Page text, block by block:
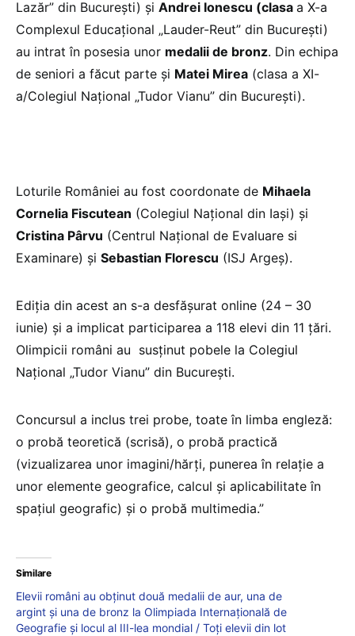
Lazăr” din București) și Andrei Ionescu (clasa a X-a
Complexul Educațional „Lauder-Reut” din București)
au intrat în posesia unor medalii de bronz. Din echipa
de seniori a făcut parte și Matei Mirea (clasa a XI-
a/Colegiul Național „Tudor Vianu” din București).
Loturile României au fost coordonate de Mihaela
Cornelia Fiscutean (Colegiul Naţional din Iaşi) și
Cristina Pârvu (Centrul Național de Evaluare si
Examinare) și Sebastian Florescu (ISJ Argeș).
Ediția din acest an s-a desfășurat online (24 – 30
iunie) și a implicat participarea a 118 elevi din 11 țări.
Olimpicii români au susținut pobele la Colegiul
Național „Tudor Vianu” din București.
Concursul a inclus trei probe, toate în limba engleză:
o probă teoretică (scrisă), o probă practică
(vizualizarea unor imagini/hărți, punerea în relație a
unor elemente geografice, calcul și aplicabilitate în
spațiul geografic) şi o probă multimedia.”
Similare
Elevii români au obținut două medalii de aur, una de
argint și una de bronz la Olimpiada Internațională de
Geografie și locul al III-lea mondial / Toți elevii din lot